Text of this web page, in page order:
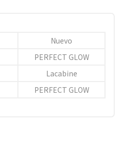
Nuevo
PERFECT GLOW
Lacabine
PERFECT GLOW